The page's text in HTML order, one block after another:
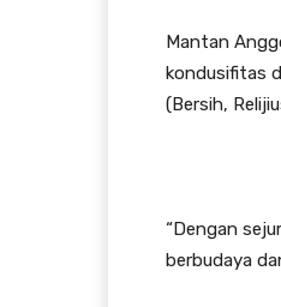
Mantan
kondusifitas
(Bersih,
“Dengan
berbudaya